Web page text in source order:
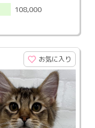
108,000
お気に入り